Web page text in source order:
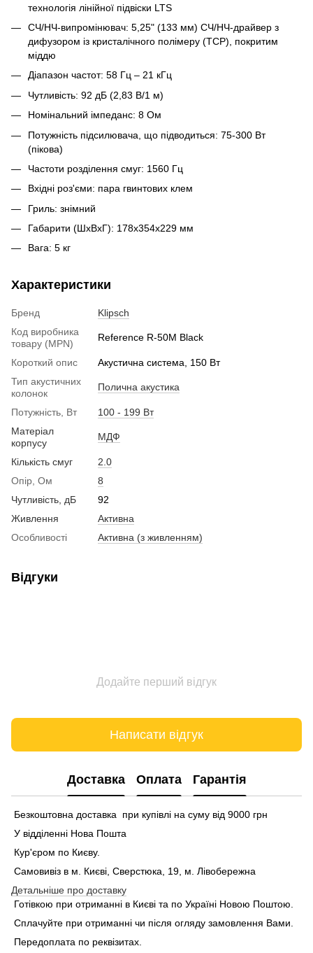
технологія лінійної підвіски LTS
СЧ/НЧ-випромінювач: 5,25" (133 мм) СЧ/НЧ-драйвер з
дифузором із кристалічного полімеру (TCP), покритим
міддю
Діапазон частот: 58 Гц – 21 кГц
Чутливість: 92 дБ (2,83 В/1 м)
Номінальний імпеданс: 8 Ом
Потужність підсилювача, що підводиться: 75-300 Вт
(пікова)
Частоти розділення смуг: 1560 Гц
Вхідні роз'єми: пара гвинтових клем
Гриль: знімний
Габарити (ШхВхГ): 178x354x229 мм
Вага: 5 кг
Характеристики
Бренд
Klipsch
Код виробника
товару (MPN)
Reference R-50M Black
Короткий опис
Акустична система, 150 Вт
Тип акустичних
колонок
Полична акустика
Потужність, Вт
100 - 199 Вт
Матеріал
корпусу
МДФ
Кількість смуг
2.0
Опір, Ом
8
Чутливість, дБ
92
Живлення
Активна
Особливості
Активна (з живленням)
Відгуки
Додайте перший відгук
Написати відгук
Доставка Оплата Гарантія
Безкоштовна доставка при купівлі на суму від 9000 грн
У відділенні Нова Пошта
Кур'єром по Києву.
Самовивіз в м. Києві, Сверстюка, 19, м. Лівобережна
Детальніше про доставку
Готівкою при отриманні в Києві та по Україні Новою Поштою.
Сплачуйте при отриманні чи після огляду замовлення Вами.
Передоплата по реквізитах.